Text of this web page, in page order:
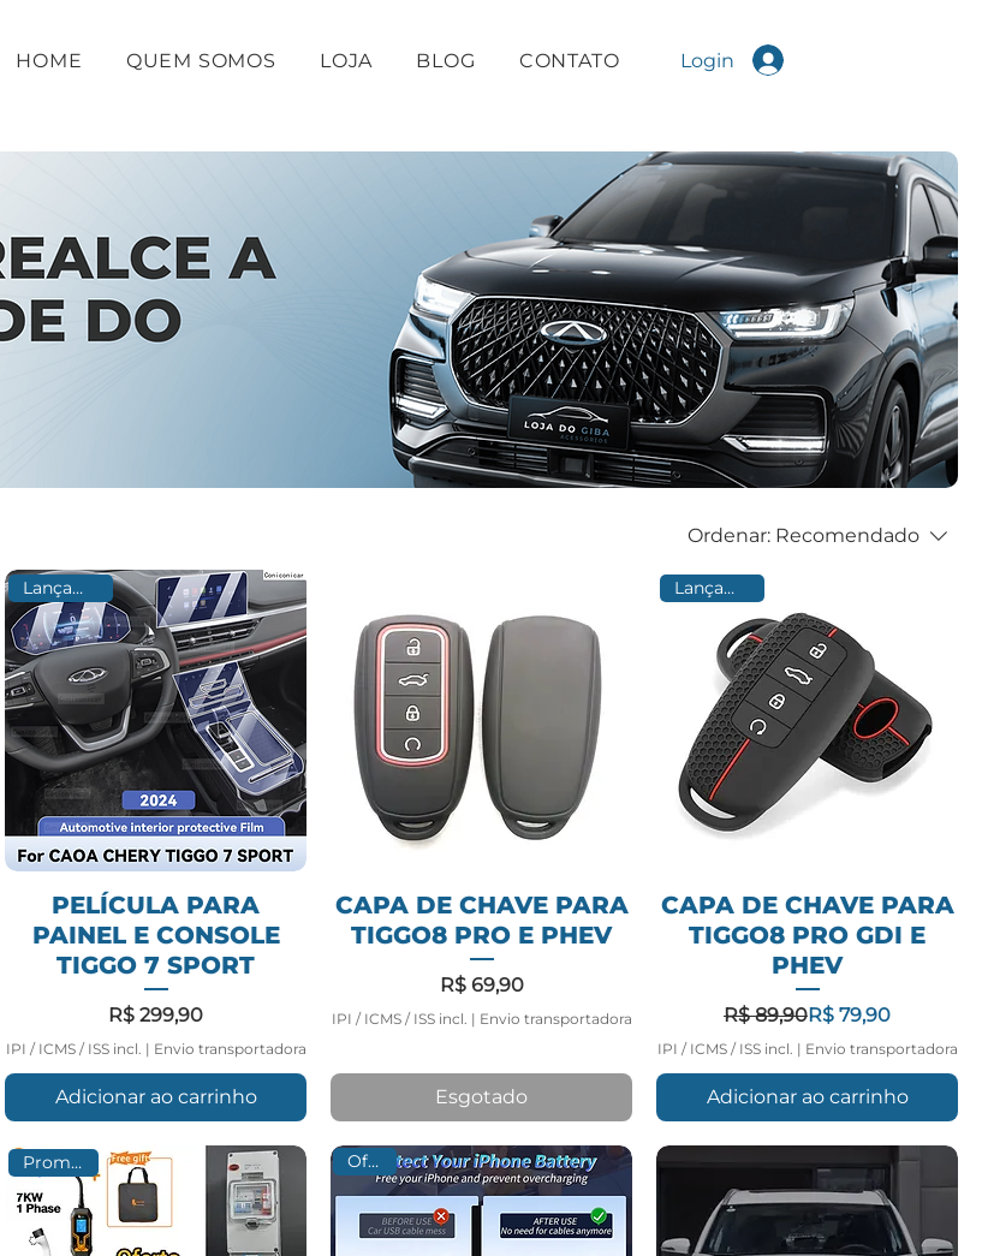
HOME QUEM SOMOS LOJA BLOG CONTATO Login
Ordenar: Recomendado
Lançamento
PELÍCULA PARA
PAINEL E CONSOLE
TIGGO 7 SPORT
Preço
R$ 299,90
IPI / ICMS / ISS incl. | Envio transportadora
Adicionar ao carrinho
CAPA DE CHAVE PARA
TIGGO8 PRO E PHEV
Preço
R$ 69,90
IPI / ICMS / ISS incl. | Envio transportadora
Esgotado
Lançamento
CAPA DE CHAVE PARA
TIGGO8 PRO GDI E
PHEV
Preço normal
R$ 89,90Preço
R$ 79,90
IPI / ICMS / ISS incl. | Envio transportadora
Adicionar ao carrinho
Promoção Oferta